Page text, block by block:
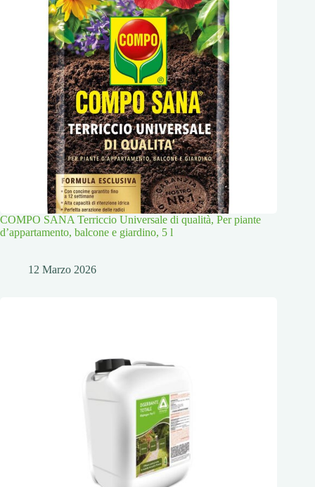
COMPO SANA Terriccio Universale di qualità, Per piante
d’appartamento, balcone e giardino, 5 l
12 Marzo 2026